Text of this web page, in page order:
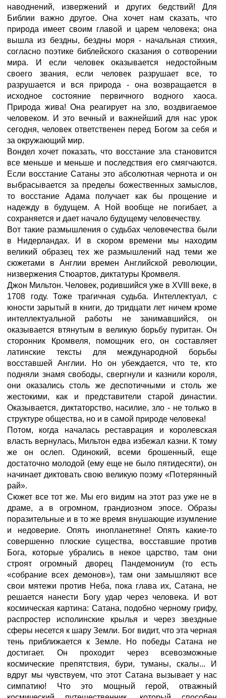
наводнений, извержений и других бедствий! Для
Библии важно другое. Она хочет нам сказать, что
природа имеет своим главой и царем человека; она
вышла из бездны, бездны моря - начальная стихия,
согласно поэтике библейского сказания о сотворении
мира. И если человек оказывается недостойным
своего звания, если человек разрушает все, то
разрушается и вся природа - она возвращается в
исходное состояние первичного водного хаоса.
Природа жива! Она реагирует на зло, воздвигаемое
человеком. И это вечный и важнейший для нас урок
сегодня, человек ответственен перед Богом за себя и
за окружающий мир.
Вондел хочет показать, что восстание зла становится
все меньше и меньше и последствия его смягчаются.
Если восстание Сатаны это абсолютная чернота и он
выбрасывается за пределы божественных замыслов,
то восстание Адама получает как бы прощение и
надежду в будущем. А Ной вообще не погибает, а
сохраняется и дает начало будущему человечеству.
Вот такие размышления о судьбах человечества были
в Нидерландах. И в скором времени мы находим
великий образец тех же размышлений над теми же
сюжетами в Англии времен Английской революции,
низвержения Стюартов, диктатуры Кромвеля.
Джон Мильтон. Человек, родившийся уже в XVIII веке, в
1708 году. Тоже трагичная судьба. Интеллектуал, с
юности зарытый в книги, до тридцати лет ничем кроме
интеллектуальной работы не занимавшийся, он
оказывается втянутым в великую борьбу пуритан. Он
сторонник Кромвеля, помощник его, он составляет
латинские тексты для международной борьбы
восставшей Англии. Но он убеждается, что те, кто
подняли знамя свободы, свергнули и казнили короля,
они оказались столь же деспотичными и столь же
жестокими, как и представители старой династии.
Оказывается, диктаторство, насилие, зло - не только в
структуре общества, но и в самой природе человека!
Потом, когда началась реставрация и королевская
власть вернулась, Мильтон едва избежал казни. К тому
же он ослеп. Одинокий, всеми брошенный, еще
достаточно молодой (ему еще не было пятидесяти), он
начинает диктовать свою великую поэму «Потерянный
рай».
Сюжет все тот же. Мы его видим на этот раз уже не в
драме, а в огромном, грандиозном эпосе. Образы
поразительные и в то же время внушающие изумление
и недоверие. Опять инопланетяне! Опять какие-то
совершенно плоские существа, восставшие против
Бога, которые убрались в некое царство, там они
строят огромный дворец Пандемониум (то есть
«собрание всех демонов»), там они замышляют все
свои мятежи против Неба, пока глава их, Сатана, не
решается нанести Богу удар через человека. И вот
космическая картина: Сатана, подобно черному грифу,
распростер исполинские крылья и через звездные
сферы несется к шару Земли. Бог видит, что эта черная
тень приближается к Земле. Но победы Сатана не
достигает. Он проходит через всевозможные
космические препятствия, бури, туманы, скалы... И
вдруг мы чувствуем, что этот Сатана вызывает у нас
симпатию! Что это мощный герой, отважный